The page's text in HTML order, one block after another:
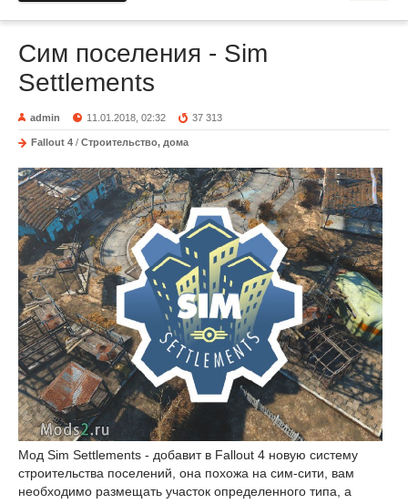
Сим поселения - Sim
Settlements
admin 11.01.2018, 02:32 37 313
Fallout 4 / Строительство, дома
Мод Sim Settlements - добавит в Fallout 4 новую систему
строительства поселений, она похожа на сим-сити, вам
необходимо размещать участок определенного типа, а